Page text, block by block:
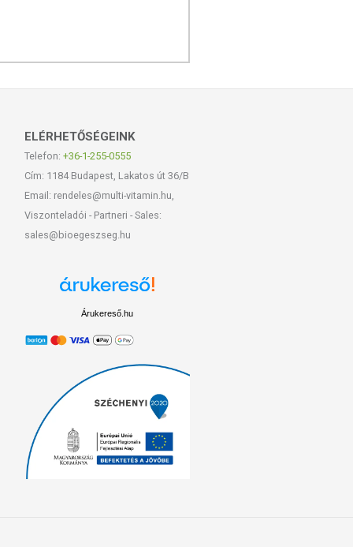
ELÉRHETŐSÉGEINK
Telefon: +36-1-255-0555
Cím: 1184 Budapest, Lakatos út 36/B
Email: rendeles@multi-vitamin.hu,
Viszonteladói - Partneri - Sales:
sales@bioegeszseg.hu
Árukereső.hu